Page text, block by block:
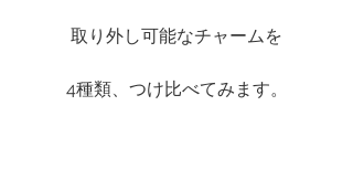
取り外し可能なチャームを
4種類、つけ比べてみます。